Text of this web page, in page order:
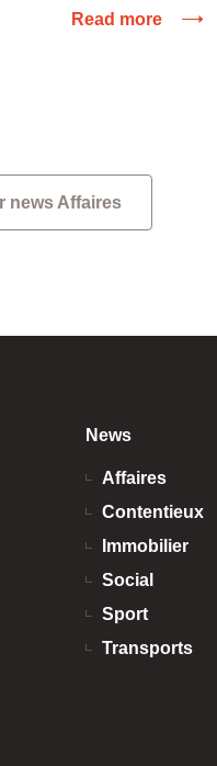
septembre
Read more
news Affaires
News
Affaires
Contentieux
Immobilier
Social
Sport
Transports